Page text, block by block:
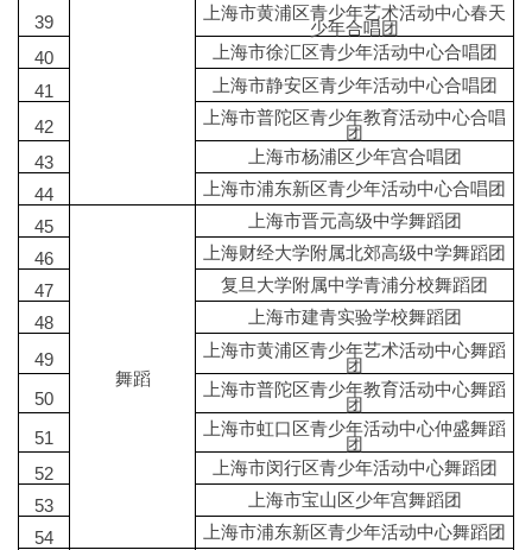
39 上海市黄浦区青少年艺术活动中心春天
少年合唱团
40
上海市徐汇区青少年活动中心合唱团
41
上海市静安区青少年活动中心合唱团
42 上海市普陀区青少年教育活动中心合唱
团
43
上海市杨浦区少年宫合唱团
44
上海市浦东新区青少年活动中心合唱团
45
舞蹈
上海市晋元高级中学舞蹈团
46
上海财经大学附属北郊高级中学舞蹈团
47
复旦大学附属中学青浦分校舞蹈团
48
上海市建青实验学校舞蹈团
49 上海市黄浦区青少年艺术活动中心舞蹈
团
50
上海市普陀区青少年教育活动中心舞蹈
团
51
上海市虹口区青少年活动中心仲盛舞蹈
团
52
上海市闵行区青少年活动中心舞蹈团
53
上海市宝山区少年宫舞蹈团
54
上海市浦东新区青少年活动中心舞蹈团